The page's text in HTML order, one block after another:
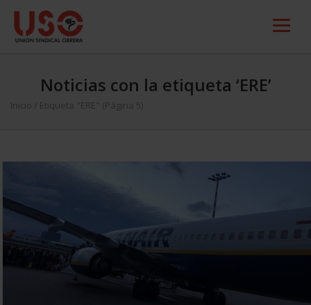
Noticias con la etiqueta ‘ERE’
Inicio Etiqueta "ERE" (Página 5)